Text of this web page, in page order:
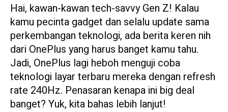
Hai, kawan-kawan tech-savvy Gen Z! Kalau
kamu pecinta gadget dan selalu update sama
perkembangan teknologi, ada berita keren nih
dari OnePlus yang harus banget kamu tahu.
Jadi, OnePlus lagi heboh menguji coba
teknologi layar terbaru mereka dengan refresh
rate 240Hz. Penasaran kenapa ini big deal
banget? Yuk, kita bahas lebih lanjut!